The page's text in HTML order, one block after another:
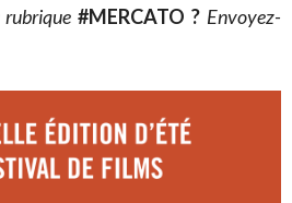
rubrique#MERCATO ? Envoyez-